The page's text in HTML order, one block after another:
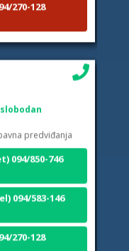
predviđanja
094/850-746
094/583-146
270-128